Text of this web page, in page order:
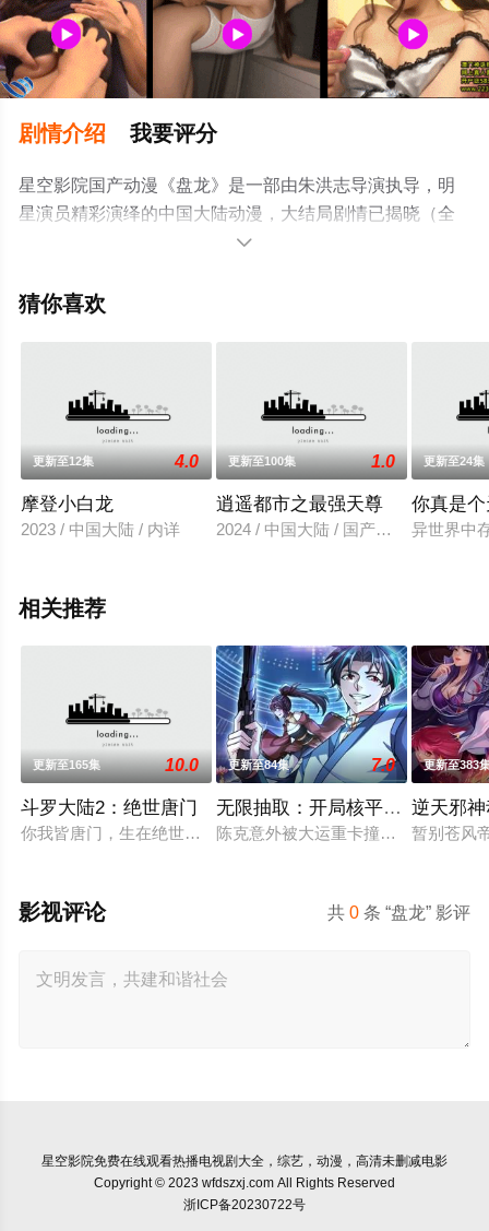
剧情介绍 我要评分
星空影院国产动漫《盘龙》是一部由朱洪志导演执导，明
星演员精彩演绎的中国大陆动漫，大结局剧情已揭晓（全
20集），手机免费在线观看高清无删减完整版动漫全集就
或剧情网等平台了解。

猜你喜欢
更新至12集 4.0
摩登小白龙
2023 / 中国大陆 / 内详
更新至100集 1.0
逍遥都市之最强天尊
2024 / 中国大陆 / 国产动漫
更新至24集
你真是
异世界中
相关推荐
更新至165集 10.0
斗罗大陆2：绝世唐门
你我皆唐门，生在绝世中——腾讯视频《斗罗大陆绝世唐门》动
更新至84集 7.0
无限抽取：开局核平修仙世界动
陈克意外被大运重卡撞上身亡后穿越
更新至383
逆天邪
暂别苍风
共0 条 “盘龙” 影评
影视评论
星空影院免费在线观看热播电视剧大全，综艺，动漫，高清未删减电影
Copyright © 2023 wfdszxj.com All Rights Reserved
浙ICP备20230722号